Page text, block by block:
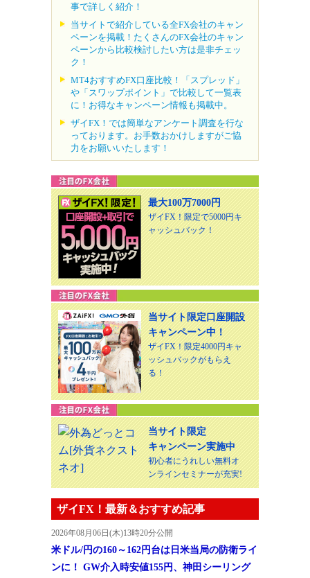
事で詳しく紹介！
当サイトで紹介している全FX会社のキャン
ペーンを掲載！たくさんのFX会社のキャン
ペーンから比較検討したい方は是非チェッ
ク！
MT4おすすめFX口座比較！「スプレッド」
や「スワップポイント」で比較して一覧表
に！お得なキャンペーン情報も掲載中。
ザイFX！では簡単なアンケート調査を行な
っております。お手数おかけしますがご協
力をお願いいたします！
最大100万7000円
ザイFX！限定で5000円キ
ャッシュバック！
当サイト限定口座開設
キャンペーン中！
ザイFX！限定4000円キャ
ッシュバックがもらえ
る！
当サイト限定
キャンペーン実施中
初心者にうれしい無料オ
ンラインセミナーが充実!
ザイFX！最新＆おすすめ記事
2026年08月06日(木)13時20分公開
米ドル/円の160～162円台は日米当局の防衛ライ
ンに！ GW介入時安値155円、神田シーリング